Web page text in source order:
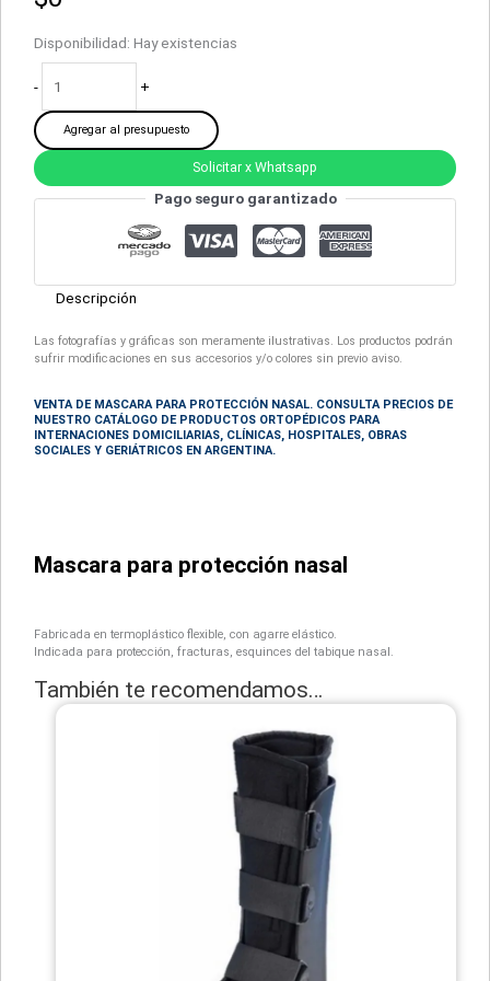
Disponibilidad: Hay existencias
- +
Agregar al presupuesto
Solicitar x Whatsapp
Pago seguro garantizado
Descripción
Las fotografías y gráficas son meramente ilustrativas. Los productos podrán
sufrir modificaciones en sus accesorios y/o colores sin previo aviso.
VENTA DE MASCARA PARA PROTECCIÓN NASAL. CONSULTA PRECIOS DE
NUESTRO CATÁLOGO DE PRODUCTOS ORTOPÉDICOS PARA
INTERNACIONES DOMICILIARIAS, CLÍNICAS, HOSPITALES, OBRAS
SOCIALES Y GERIÁTRICOS EN ARGENTINA.
Mascara para protección nasal
Fabricada en termoplástico flexible, con agarre elástico.
Indicada para protección, fracturas, esquinces del tabique nasal.
También te recomendamos…